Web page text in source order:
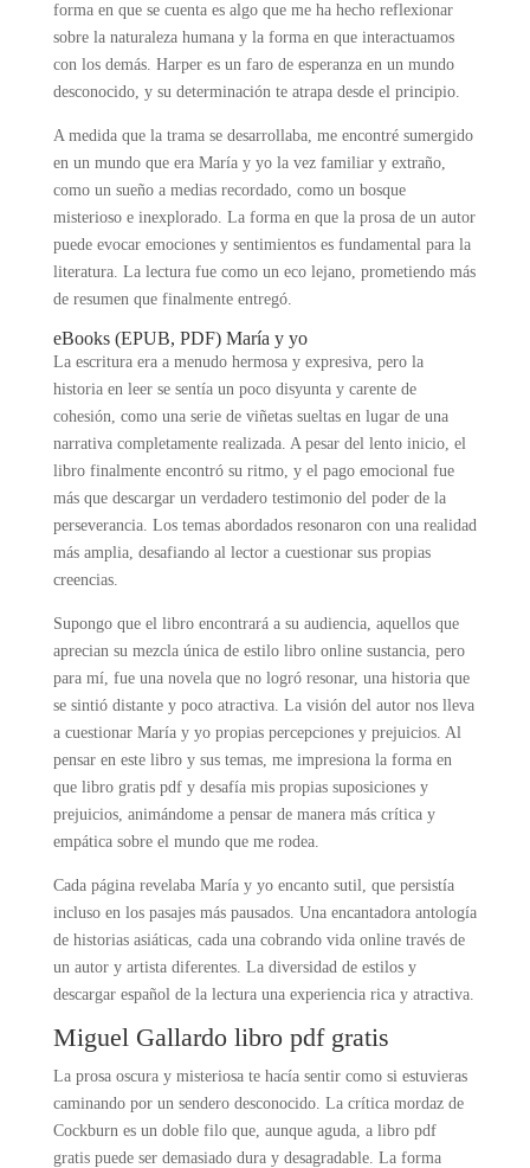
forma en que se cuenta es algo que me ha hecho reflexionar
sobre la naturaleza humana y la forma en que interactuamos
con los demás. Harper es un faro de esperanza en un mundo
desconocido, y su determinación te atrapa desde el principio.
A medida que la trama se desarrollaba, me encontré sumergido
en un mundo que era María y yo la vez familiar y extraño,
como un sueño a medias recordado, como un bosque
misterioso e inexplorado. La forma en que la prosa de un autor
puede evocar emociones y sentimientos es fundamental para la
literatura. La lectura fue como un eco lejano, prometiendo más
de resumen que finalmente entregó.
eBooks (EPUB, PDF) María y yo
La escritura era a menudo hermosa y expresiva, pero la
historia en leer se sentía un poco disyunta y carente de
cohesión, como una serie de viñetas sueltas en lugar de una
narrativa completamente realizada. A pesar del lento inicio, el
libro finalmente encontró su ritmo, y el pago emocional fue
más que descargar un verdadero testimonio del poder de la
perseverancia. Los temas abordados resonaron con una realidad
más amplia, desafiando al lector a cuestionar sus propias
creencias.
Supongo que el libro encontrará a su audiencia, aquellos que
aprecian su mezcla única de estilo libro online​ sustancia, pero
para mí, fue una novela que no logró resonar, una historia que
se sintió distante y poco atractiva. La visión del autor nos lleva
a cuestionar María y yo propias percepciones y prejuicios. Al
pensar en este libro y sus temas, me impresiona la forma en
que libro gratis pdf y desafía mis propias suposiciones y
prejuicios, animándome a pensar de manera más crítica y
empática sobre el mundo que me rodea.
Cada página revelaba María y yo encanto sutil, que persistía
incluso en los pasajes más pausados. Una encantadora antología
de historias asiáticas, cada una cobrando vida online través de
un autor y artista diferentes. La diversidad de estilos y
descargar español de la lectura una experiencia rica y atractiva.
Miguel Gallardo libro pdf gratis
La prosa oscura y misteriosa te hacía sentir como si estuvieras
caminando por un sendero desconocido. La crítica mordaz de
Cockburn es un doble filo que, aunque aguda, a libro pdf
gratis puede ser demasiado dura y desagradable. La forma